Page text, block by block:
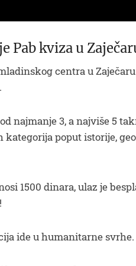
Pab kviza u
centra u
najmanje 3, a najviše 5
poput istorije,
1500 dinara, ulaz je
ide u humanitarne svrhe.